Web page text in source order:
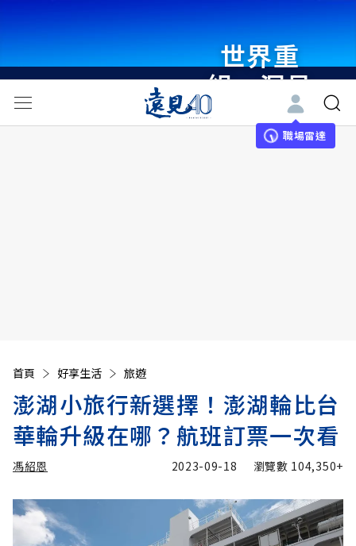
世界重
組・洞見
未來 與
世界領袖
職場雷達
首頁 好享生活 旅遊
澎湖小旅行新選擇！澎湖輪比台
華輪升級在哪？航班訂票一次看
馮紹恩 2023-09-18 瀏覽數 104,350+